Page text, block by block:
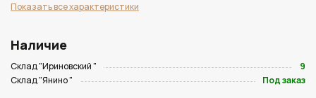
Показать все характеристики
Наличие
Склад "Ириновский "
9
Склад "Янино "
Под заказ